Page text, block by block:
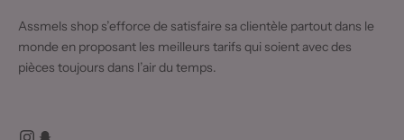
Assmels shop s’efforce de satisfaire sa clientèle partout dans le
monde en proposant les meilleurs tarifs qui soient avec des
pièces toujours dans l’air du temps.